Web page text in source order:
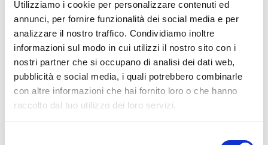
Utilizziamo i cookie per personalizzare contenuti ed
annunci, per fornire funzionalità dei social media e per
analizzare il nostro traffico. Condividiamo inoltre
informazioni sul modo in cui utilizzi il nostro sito con i
nostri partner che si occupano di analisi dei dati web,
pubblicità e social media, i quali potrebbero combinarle
con altre informazioni che hai fornito loro o che hanno
raccolto dal tuo utilizzo dei loro servizi.
300 g di ricotta + 2 cucchiai zucchero a velo)
Panna e marron glacé
Creme al limone, fragola, cioccolato fondente o
bianco
👩‍🍳 Preparazione passo dopo passo
1.Preparare l'impasto base:
pandoro o panettone.